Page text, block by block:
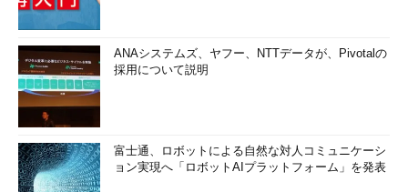
ANAシステムズ、ヤフー、NTTデータが、Pivotalの
採用について説明
富士通、ロボットによる自然な対人コミュニケーシ
ョン実現へ「ロボットAIプラットフォーム」を発表